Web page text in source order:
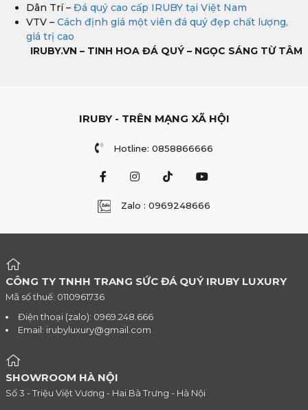
Dân Trí – Đá quý cao cấp IRUBY tại Việt Nam
VTV – Cách định giá một viên đá quý đẹp chất lượng,
giá trị cao
IRUBY.VN – TINH HOA ĐÁ QUÝ – NGỌC SÁNG TỪ TÂM
IRUBY - TRÊN MẠNG XÃ HỘI
Hotline: 0858866666
Zalo : 0969248666
CÔNG TY TNHH TRANG SỨC ĐÁ QUÝ IRUBY LUXURY
Mã số thuế: 0110961736
Điện thoại (zalo): 0969.248.666
Email: irubyluxury@gmail.com
SHOWROOM HÀ NỘI
Số 3 - Triệu Việt Vương - Hai Bà Trưng - Hà Nội